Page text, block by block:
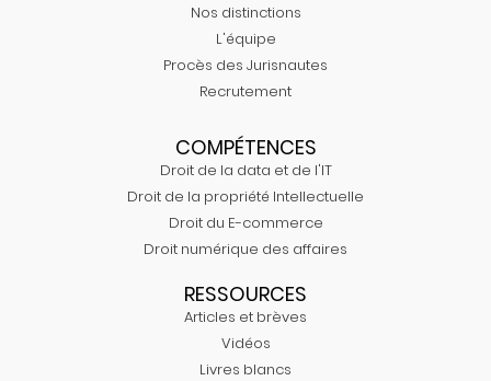
Nos distinctions
L'équipe
Procès des Jurisnautes
Recrutement
COMPÉTENCES
Droit de la data et de l'IT
Droit de la propriété Intellectuelle
Droit du E-commerce
Droit numérique des affaires
RESSOURCES
Articles et brèves
Vidéos
Livres blancs